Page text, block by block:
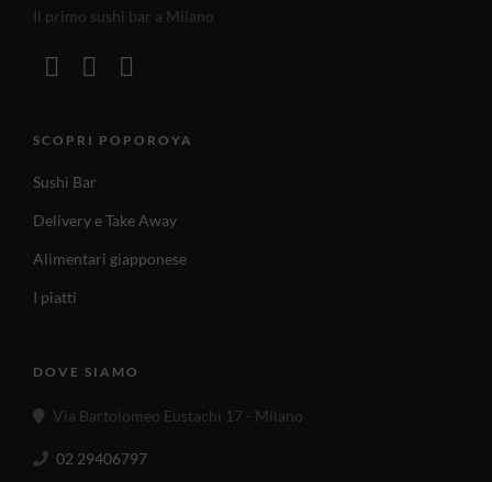
Il primo sushi bar a Milano
SCOPRI POPOROYA
Sushi Bar
Delivery e Take Away
Alimentari giapponese
I piatti
DOVE SIAMO
Via Bartolomeo Eustachi 17 - Milano
02 29406797